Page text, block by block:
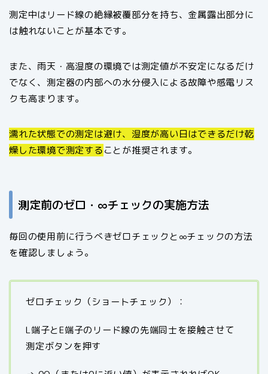
測定中はリード線の絶縁被覆部分を持ち、金属露出部分に
は触れないことが基本です。
また、雨天・高湿度の環境では測定値が不安定になるだけ
でなく、測定器の内部への水分侵入による故障や感電リス
クも高まります。
濡れた状態での測定は避け、湿度が高い日はできるだけ乾
燥した環境で測定することが推奨されます。
測定前のゼロ・∞チェックの実施方法
毎回の使用前に行うべきゼロチェックと∞チェックの方法
を確認しましょう。
ゼロチェック（ショートチェック）：
L端子とE端子のリード線の先端同士を接触させて
測定ボタンを押す